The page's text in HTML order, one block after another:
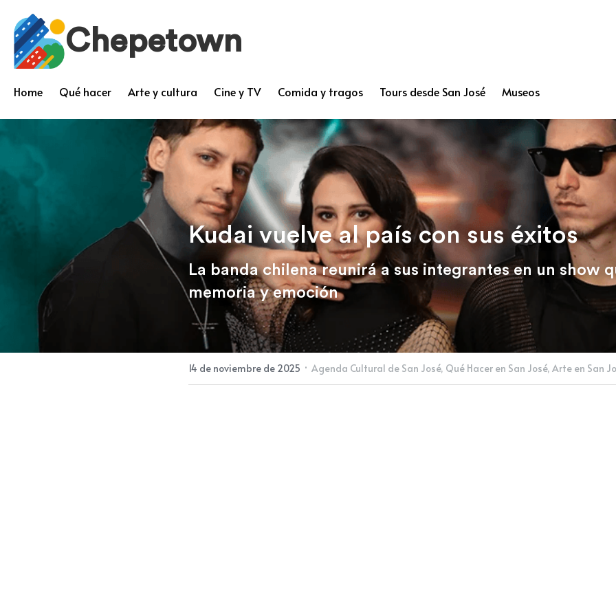
Chepetown
Home Qué hacer Arte y cultura Cine y TV Comida y tragos Tours desde San José Museos
Kudai vuelve al país con sus éxitos
La banda chilena reunirá a sus integrantes en un show
memoria y emoción
14 de noviembre de 2025 · Agenda Cultural de San José, Qué Hacer en San José, Arte en San